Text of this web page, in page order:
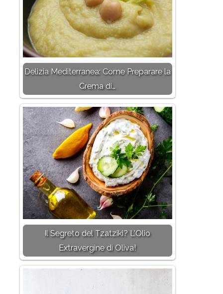
Delizia Mediterranea: Come Preparare la
Crema di…
Il Segreto del Tzatziki? L'Olio
Extravergine di Oliva!